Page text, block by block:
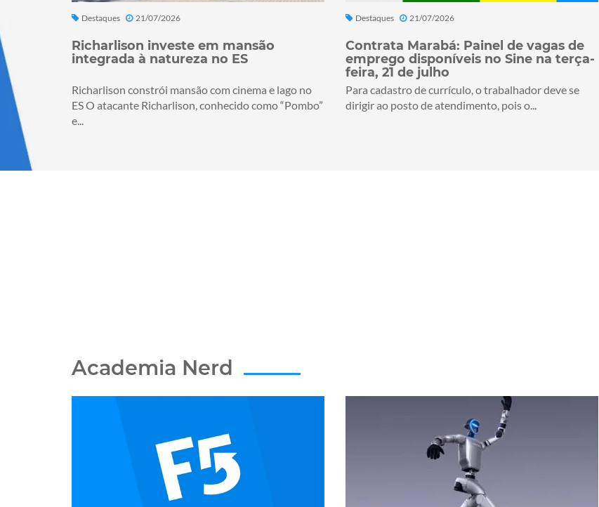
Destaques 21/07/2026
Richarlison investe em mansão
integrada à natureza no ES
Richarlison constrói mansão com cinema e lago no
ES O atacante Richarlison, conhecido como “Pombo”
e...
Destaques 21/07/2026
Contrata Marabá: Painel de vagas de
emprego disponíveis no Sine na terça-
feira, 21 de julho
Para cadastro de currículo, o trabalhador deve se
dirigir ao posto de atendimento, pois o...
Academia Nerd